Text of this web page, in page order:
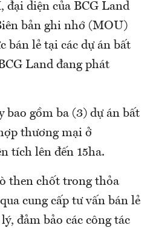
đại diện của BCG Land
bản ghi nhớ (MOU)
bán lẻ tại các dự án bất
Land đang phát
bao gồm ba (3) dự án bất
thương mại ở
tích lên đến 15ha.
then chốt trong thỏa
cung cấp tư vấn bán lẻ
đảm bảo các công tác